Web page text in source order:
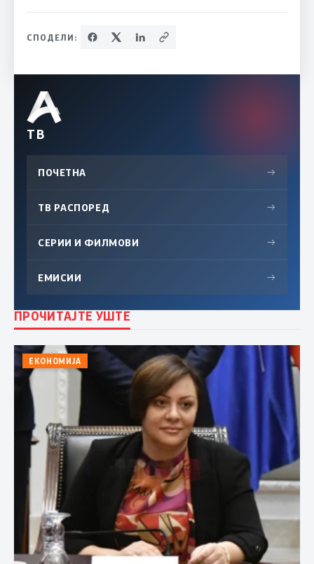
СПОДЕЛИ:
ТВ
ПОЧЕТНА →
ТВ РАСПОРЕД →
СЕРИИ И ФИЛМОВИ →
ЕМИСИИ →
ПРОЧИТАЈТЕ УШТЕ
ЕКОНОМИЈА